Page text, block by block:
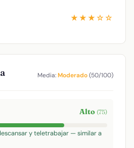
★★★☆☆
Media:Moderado(50/100)
Alto (75)
y teletrabajar — similar a